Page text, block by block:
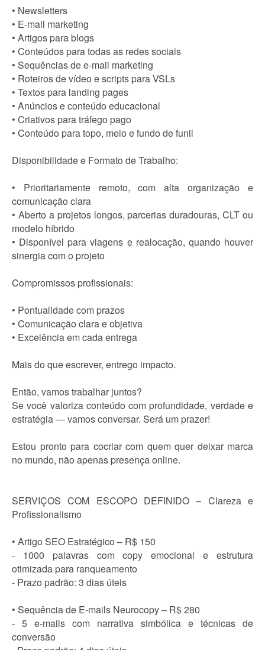
• Newsletters
• E-mail marketing
• Artigos para blogs
• Conteúdos para todas as redes sociais
• Sequências de e-mail marketing
• Roteiros de vídeo e scripts para VSLs
• Textos para landing pages
• Anúncios e conteúdo educacional
• Criativos para tráfego pago
• Conteúdo para topo, meio e fundo de funil
Disponibilidade e Formato de Trabalho:
• Prioritariamente remoto, com alta organização e
comunicação clara
• Aberto a projetos longos, parcerias duradouras, CLT ou
modelo híbrido
• Disponível para viagens e realocação, quando houver
sinergia com o projeto
Compromissos profissionais:
• Pontualidade com prazos
• Comunicação clara e objetiva
• Excelência em cada entrega
Mais do que escrever, entrego impacto.
Então, vamos trabalhar juntos?
Se você valoriza conteúdo com profundidade, verdade e
estratégia — vamos conversar. Será um prazer!
Estou pronto para cocriar com quem quer deixar marca
no mundo, não apenas presença online.
SERVIÇOS COM ESCOPO DEFINIDO – Clareza e
Profissionalismo
• Artigo SEO Estratégico – R$ 150
- 1000 palavras com copy emocional e estrutura
otimizada para ranqueamento
- Prazo padrão: 3 dias úteis
• Sequência de E-mails Neurocopy – R$ 280
- 5 e-mails com narrativa simbólica e técnicas de
conversão